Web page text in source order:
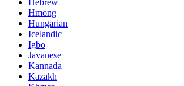
Hebrew
Hmong
Hungarian
Icelandic
Igbo
Javanese
Kannada
Kazakh